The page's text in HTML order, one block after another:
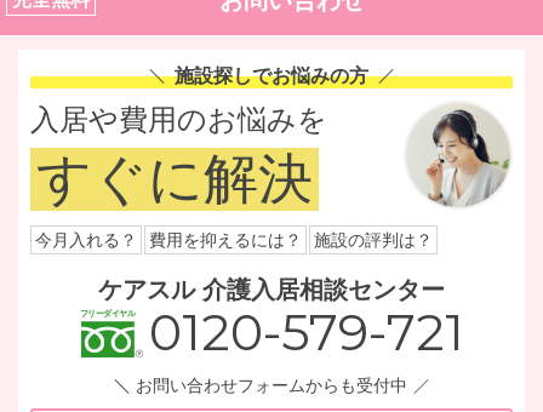
施設探しでお悩みの方
入居や費用のお悩みを
すぐに解決
今月入れる？ 費用を抑えるには？ 施設の評判は？
ケアスル 介護入居相談センター
0120-579-721
お問い合わせフォームからも受付中